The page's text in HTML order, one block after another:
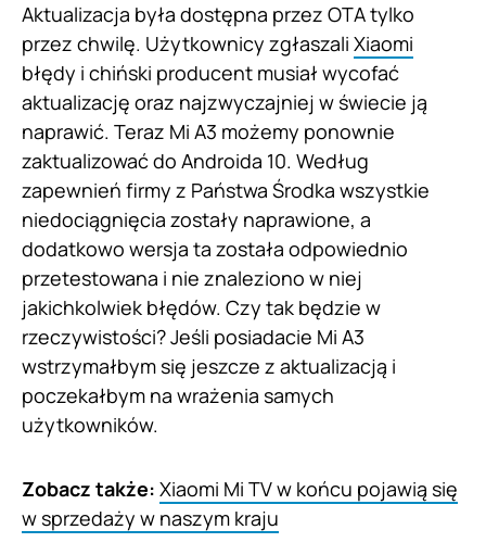
Aktualizacja była dostępna przez OTA tylko
przez chwilę. Użytkownicy zgłaszali Xiaomi
błędy i chiński producent musiał wycofać
aktualizację oraz najzwyczajniej w świecie ją
naprawić. Teraz Mi A3 możemy ponownie
zaktualizować do Androida 10. Według
zapewnień firmy z Państwa Środka wszystkie
niedociągnięcia zostały naprawione, a
dodatkowo wersja ta została odpowiednio
przetestowana i nie znaleziono w niej
jakichkolwiek błędów. Czy tak będzie w
rzeczywistości? Jeśli posiadacie Mi A3
wstrzymałbym się jeszcze z aktualizacją i
poczekałbym na wrażenia samych
użytkowników.
Zobacz także: Xiaomi Mi TV w końcu pojawią się
w sprzedaży w naszym kraju